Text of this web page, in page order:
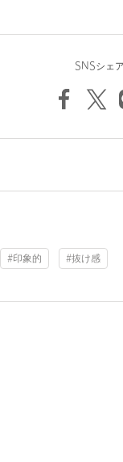
SNSシェア
#印象的 #抜け感